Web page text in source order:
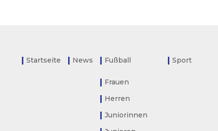
Startseite News Fußball
Frauen
Herren
Juniorinnen
Sport